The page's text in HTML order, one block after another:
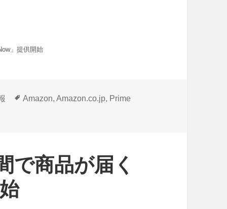
」提供開始
タ
Amazon,Amazon.co.jp, Prime
で商品が届く